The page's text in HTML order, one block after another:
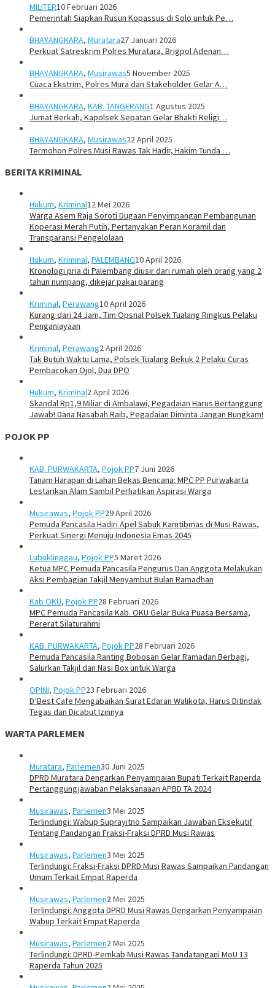
MILITER10 Februari 2026
Pemerintah Siapkan Rusun Kopassus di Solo untuk Pe…
BHAYANGKARA, Muratara27 Januari 2026
Perkuat Satreskrim Polres Muratara, Brigpol Adenan…
BHAYANGKARA, Musirawas5 November 2025
Cuaca Ekstrim, Polres Mura dan Stakeholder Gelar A…
BHAYANGKARA, KAB. TANGERANG1 Agustus 2025
Jumat Berkah, Kapolsek Sepatan Gelar Bhakti Religi…
BHAYANGKARA, Musirawas22 April 2025
Termohon Polres Musi Rawas Tak Hadir, Hakim Tunda …
BERITA KRIMINAL
Hukum, Kriminal12 Mei 2026
Warga Asem Raja Soroti Dugaan Penyimpangan Pembangunan
Koperasi Merah Putih, Pertanyakan Peran Koramil dan
Transparansi Pengelolaan
Hukum, Kriminal, PALEMBANG10 April 2026
Kronologi pria di Palembang diusir dari rumah oleh orang yang 2
tahun numpang, dikejar pakai parang
Kriminal, Perawang10 April 2026
Kurang dari 24 Jam, Tim Opsnal Polsek Tualang Ringkus Pelaku
Penganiayaan
Kriminal, Perawang2 April 2026
Tak Butuh Waktu Lama, Polsek Tualang Bekuk 2 Pelaku Curas
Pembacokan Ojol, Dua DPO
Hukum, Kriminal2 April 2026
Skandal Rp1,9 Miliar di Ambalawi, Pegadaian Harus Bertanggung
Jawab! Dana Nasabah Raib, Pegadaian Diminta Jangan Bungkam!
POJOK PP
KAB. PURWAKARTA, Pojok PP7 Juni 2026
Tanam Harapan di Lahan Bekas Bencana: MPC PP Purwakarta
Lestarikan Alam Sambil Perhatikan Aspirasi Warga
Musirawas, Pojok PP29 April 2026
Pemuda Pancasila Hadiri Apel Sabuk Kamtibmas di Musi Rawas,
Perkuat Sinergi Menuju Indonesia Emas 2045
Lubuklinggau, Pojok PP5 Maret 2026
Ketua MPC Pemuda Pancasila Pengurus Dan Anggota Melakukan
Aksi Pembagian Takjil Menyambut Bulan Ramadhan
Kab OKU, Pojok PP28 Februari 2026
MPC Pemuda Pancasila Kab. OKU Gelar Buka Puasa Bersama,
Pererat Silaturahmi
KAB. PURWAKARTA, Pojok PP28 Februari 2026
Pemuda Pancasila Ranting Bobosan Gelar Ramadan Berbagi,
Salurkan Takjil dan Nasi Box untuk Warga
OPINI, Pojok PP23 Februari 2026
D’Best Cafe Mengabaikan Surat Edaran Walikota, Harus Ditindak
Tegas dan Dicabut Izinnya
WARTA PARLEMEN
Muratara, Parlemen30 Juni 2025
DPRD Muratara Dengarkan Penyampaian Bupati Terkait Raperda
Pertanggungjawaban Pelaksanaaan APBD TA 2024
Musirawas, Parlemen3 Mei 2025
Terlindungi: Wabup Suprayitno Sampaikan Jawaban Eksekutif
Tentang Pandangan Fraksi-Fraksi DPRD Musi Rawas
Musirawas, Parlemen3 Mei 2025
Terlindungi: Fraksi-Fraksi DPRD Musi Rawas Sampaikan Pandangan
Umum Terkait Empat Raperda
Musirawas, Parlemen2 Mei 2025
Terlindungi: Anggota DPRD Musi Rawas Dengarkan Penyampaian
Wabup Terkait Empat Raperda
Musirawas, Parlemen2 Mei 2025
Terlindungi: DPRD-Pemkab Musi Rawas Tandatangani MoU 13
Raperda Tahun 2025